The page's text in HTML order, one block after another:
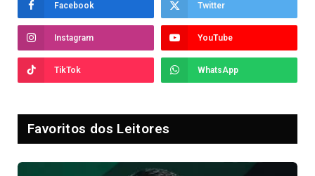
Facebook Twitter
Instagram YouTube
TikTok WhatsApp
Favoritos dos Leitores